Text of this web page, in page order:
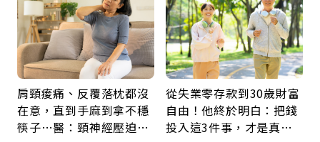
肩頸痠痛、反覆落枕都沒
在意，直到手麻到拿不穩
筷子…醫：頸神經壓迫上
從失業零存款到30歲財富
自由！他終於明白：把錢
投入這3件事，才是真正